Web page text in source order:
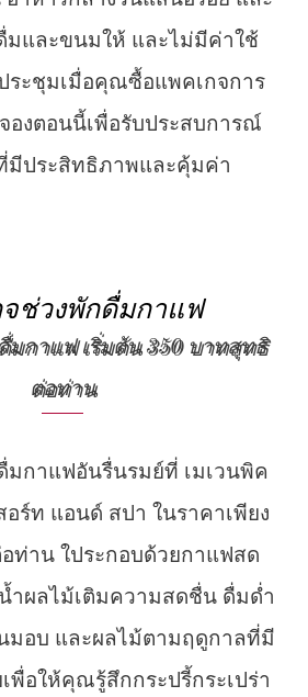
มและขนมให้ และไม่มีค่าใช้
ระชุมเมื่อคุณซื้อแพคเกจการ
องตอนนี้เพื่อรับประสบการณ์
มีประสิทธิภาพและคุ้มค่า
จช่วงพักดื่มกาแฟ
มกาแฟ เริ่มต้น 350 บาทสุทธิ
ต่อท่าน
มกาแฟอันรื่นรมย์ที่ เมเวนพิค
ร์ท แอนด์ สปา ในราคาเพียง
ท่าน ใประกอบด้วยกาแฟสด
ำผลไม้เติมความสดชื่น ดื่มด่ำ
มอบ และผลไม้ตามฤดูกาลที่มี
พื่อให้คุณรู้สึกกระปรี้กระเปร่า